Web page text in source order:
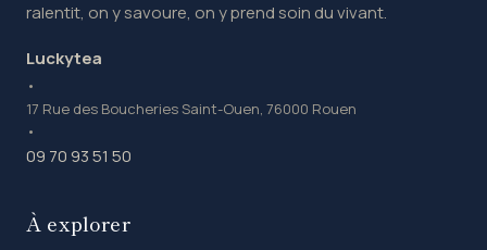
ralentit, on y savoure, on y prend soin du vivant.
Luckytea
•
17 Rue des Boucheries Saint-Ouen, 76000 Rouen
•
09 70 93 51 50
À explorer